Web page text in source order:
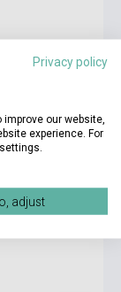
Privacy policy
our website,
experience. For
adjust